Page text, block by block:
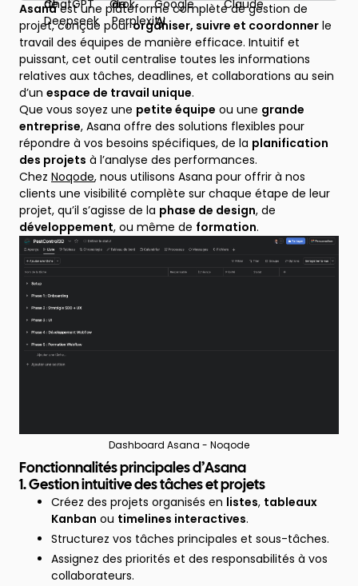
Asanaest une plateforme complète de gestion de
projet, conçue pourorganiser, suivre et coordonner le
travail des équipes de manière efficace. Intuitif et
puissant, cet outil centralise toutes les informations
relatives aux tâches, deadlines, et collaborations au sein
d’un espace de travail unique.
Que vous soyez une petite équipe ou une grande
entreprise, Asana offre des solutions flexibles pour
répondre à vos besoins spécifiques, de la planification
des projets à l’analyse des performances.
Chez Noqode, nous utilisons Asana pour offrir à nos
clients une visibilité complète sur chaque étape de leur
projet, qu’il s’agisse de la phase de design, de
développement, ou même de formation.
Dashboard Asana - Noqode
Fonctionnalités principales d’Asana
1. Gestion intuitive des tâches et projets
Créez des projets organisés en listes, tableaux
Kanban ou timelines interactives.
Structurez vos tâches principales et sous-tâches.
Assignez des priorités et des responsabilités à vos
collaborateurs.